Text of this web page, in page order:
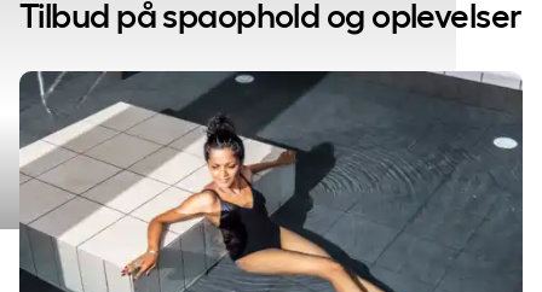
Spaophold og
wellness
Tilbud på spaophold og oplevelser
SpaDelight